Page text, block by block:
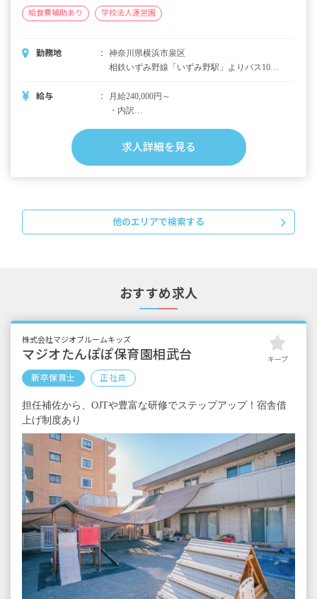
給食費補助あり 学校法人運営園
勤務地
神奈川県横浜市泉区
相鉄いずみ野線「いずみ野駅」よりバス10
ー・バイク・自転車通勤可（無料駐車場・駐
輪場あり）
給与
月給240,000円～
・内訳
処遇改善手当 5,000円（経験や能力に応じて
変動）
・別途支給手当
賞与年2回（7月／12月）※昨年実績 新卒／
2.0カ月分 2年目／4.0カ月分 3年目以降／
4.4カ月分
＜年収例＞
求人詳細を見る
他のエリアで検索する
おすすめ求人
株式会社マジオブルームキッズ
マジオたんぽぽ保育園相武台
新卒保育士 正社員
キープ
担任補佐から、OJTや豊富な研修でステップアップ！宿舎借
上げ制度あり